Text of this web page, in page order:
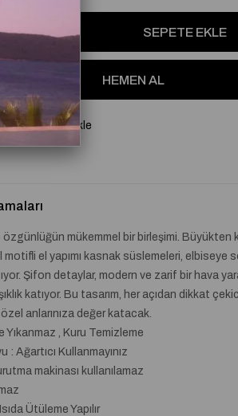
Favorilere Ekle
mükemmel bir birleşimi. Büyükten
motifli el yapımı kasnak süslemeleri, elbiseye
Şifon detaylar, modern ve zarif bir hava
katıyor. Bu tasarım, her açıdan dikkat
anlarınıza değer katacak.
Yıkanmaz , Kuru Temizleme
: Ağartıcı Kullanmayınız
makinası kullanılamaz
Ütüleme Yapılır